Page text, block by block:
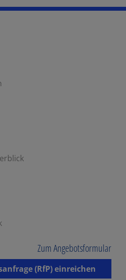
Zum Angebotsformular
(RfP) einreichen